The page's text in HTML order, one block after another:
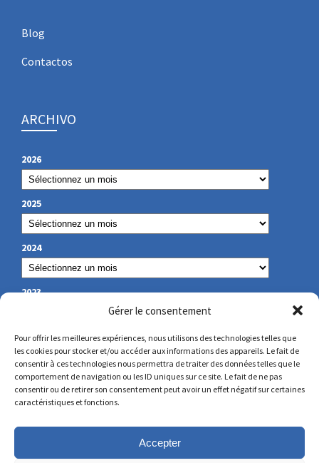
Gérer le consentement
Pour offrir les meilleures expériences, nous utilisons des technologies telles que
les cookies pour stocker et/ou accéder aux informations des appareils. Le fait de
consentir à ces technologies nous permettra de traiter des données telles que le
comportement de navigation ou les ID uniques sur ce site. Le fait de ne pas
consentir ou de retirer son consentement peut avoir un effet négatif sur certaines
caractéristiques et fonctions.
Accepter
Blog
Contactos
ARCHIVO
2026
2025
2024
2023
NUESTROS DATOS DE CONTACTO
secretariat@lamennais.org